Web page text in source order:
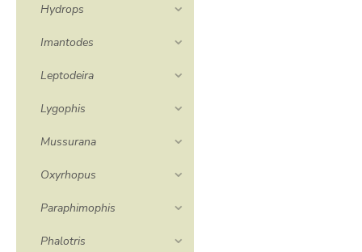
Hydrops
Imantodes
Leptodeira
Lygophis
Mussurana
Oxyrhopus
Paraphimophis
Phalotris